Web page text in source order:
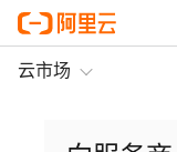
云市场